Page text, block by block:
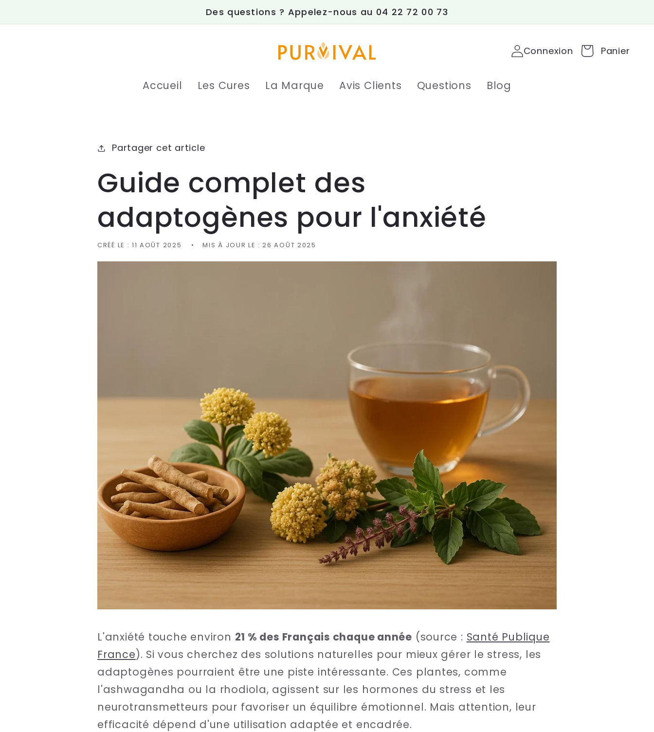
au
Des questions ? Appelez-nous au 04 22 72 00 73
Accueil Les Cures La Marque Avis Clients Questions Blog
Connexion Panier
Partager cet article
Guide complet des
adaptogènes pour l'anxiété
CRÉÉ LE : 11 AOÛT 2025 MIS À JOUR LE :26 AOÛT 2025
L'anxiété touche environ 21 % des Français chaque année (source : Santé Publique
France). Si vous cherchez des solutions naturelles pour mieux gérer le stress, les
adaptogènes pourraient être une piste intéressante. Ces plantes, comme
l'ashwagandha ou la rhodiola, agissent sur les hormones du stress et les
neurotransmetteurs pour favoriser un équilibre émotionnel. Mais attention, leur
efficacité dépend d'une utilisation adaptée et encadrée.